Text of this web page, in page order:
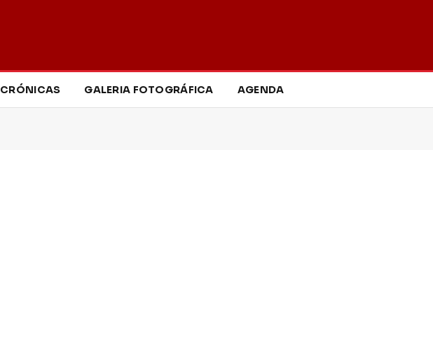
CRÓNICAS GALERIA FOTOGRÁFICA AGENDA